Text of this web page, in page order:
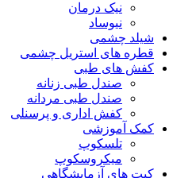
نیک درمان
نیوساد
شیلد چشمی
قطره های استریل چشمی
کفش های طبی
صندل طبی زنانه
صندل طبی مردانه
کفش اداری و پرسنلی
کمک آموزشی
تلسکوپ
میکروسکوپ
کیت های آزمایشگاهی